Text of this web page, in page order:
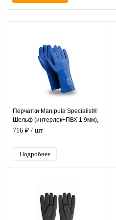
Перчатки Manipula Specialist®
Шельф (интерлок+ПВХ 1,9мм),
P-T-23/CG-981
716 ₽ / шт
Подробнее